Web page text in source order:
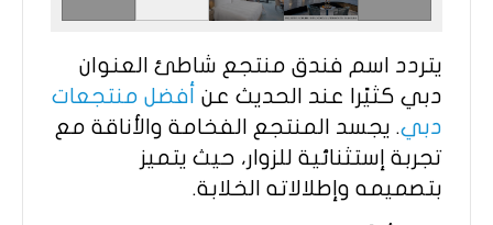
يتردد اسم فندق منتجع شاطئ العنوان
دبي كثيًرا عند الحديث عن أفضل منتجعات
دبي. يجسد المنتجع الفخامة والأناقة مع
تجربة إستثنائية للزوار، حيث يتميز
بتصميمه وإطلالاته الخلابة.